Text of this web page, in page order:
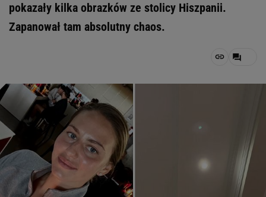
pokazały kilka obrazków ze stolicy Hiszpanii.
Zapanował tam absolutny chaos.